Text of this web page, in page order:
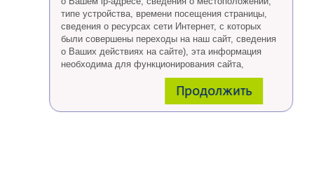
типе устройства, времени посещения страницы,
сведения о ресурсах сети Интернет, с которых
были совершены переходы на наш сайт, сведения
о Ваших действиях на сайте), эта информация
необходима для функционирования сайта,
проведения ретаргетинга, а также статистических
Eсли Вы согласны, продолжайте пользоваться
сайтом, если Вы не хотите, чтобы Ваши данные
Продолжить